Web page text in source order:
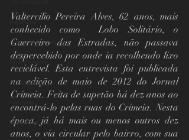
#saraus
#toca-no-crimeia
#literatura
#crimeia
#cinema
Valtercilio Pereira Alves, 62 anos, mais
conhecido como  Lobo Solitário, o
Guerreiro das Estradas, não passava
despercebido por onde ia recolhendo lixo
reciclável. Esta entrevista foi publicada
na edição de maio de 2012 do Jornal
Crimeia. Feita de supetão há dez anos ao
encontrá-lo pelas ruas do Crimeia. Nesta
época, já há mais ou menos outros dez
anos, o via circular pelo bairro, com sua